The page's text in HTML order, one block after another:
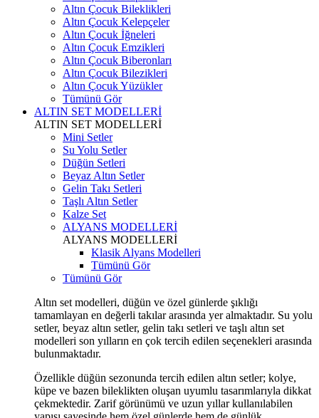
Altın Çocuk Bileklikleri
Altın Çocuk Kelepçeler
Altın Çocuk İğneleri
Altın Çocuk Emzikleri
Altın Çocuk Biberonları
Altın Çocuk Bilezikleri
Altın Çocuk Yüzükler
Tümünü Gör
ALTIN SET MODELLERİ
ALTIN SET MODELLERİ
Mini Setler
Su Yolu Setler
Düğün Setleri
Beyaz Altın Setler
Gelin Takı Setleri
Taşlı Altın Setler
Kalze Set
ALYANS MODELLERİ
ALYANS MODELLERİ
Klasik Alyans Modelleri
Tümünü Gör
Tümünü Gör
Altın set modelleri, düğün ve özel günlerde şıklığı
tamamlayan en değerli takılar arasında yer almaktadır. Su yolu
setler, beyaz altın setler, gelin takı setleri ve taşlı altın set
modelleri son yılların en çok tercih edilen seçenekleri arasında
bulunmaktadır.
Özellikle düğün sezonunda tercih edilen altın setler; kolye,
küpe ve bazen bileklikten oluşan uyumlu tasarımlarıyla dikkat
çekmektedir. Zarif görünümü ve uzun yıllar kullanılabilen